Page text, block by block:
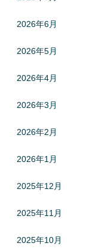
2026年6月
2026年5月
2026年4月
2026年3月
2026年2月
2026年1月
2025年12月
2025年11月
2025年10月